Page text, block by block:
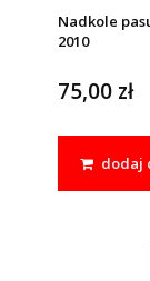
Nadkole
2010
75,00 zł
dodaj